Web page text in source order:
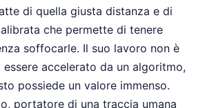
di quella giusta distanza e di
che permette di tenere
soffocarle. Il suo lavoro non è
essere accelerato da un algoritmo,
possiede un valore immenso.
portatore di una traccia umana